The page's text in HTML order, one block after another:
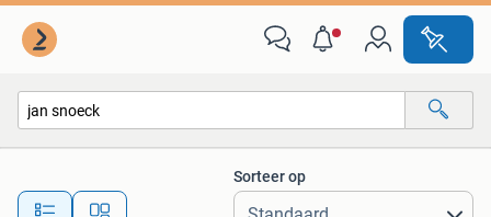
Alle afstanden…
Sorteer op